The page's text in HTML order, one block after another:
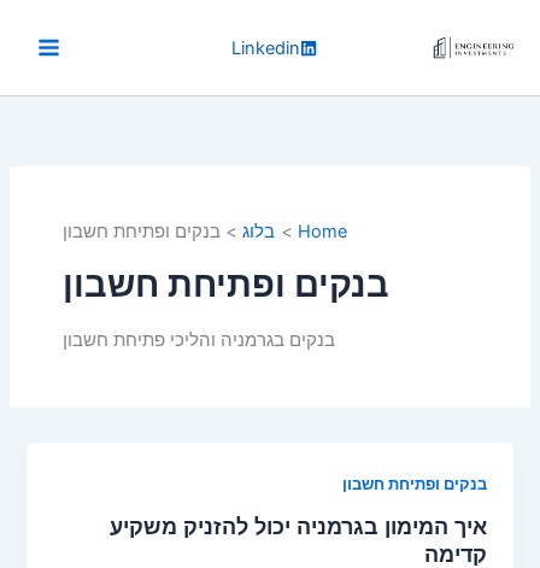
Linkedin
Home בלוג בנקים ופתיחת חשבון
בנקים ופתיחת חשבון
בנקים בגרמניה והליכי פתיחת חשבון
בנקים ופתיחת חשבון
איך המימון בגרמניה יכול להזניק משקיע
קדימה